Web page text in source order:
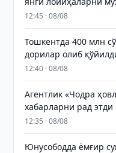
12:45 · 08/08
Тошкентда 400 млн
дорилар олиб
12:40 · 08/08
Агентлик «Чодра
хабарларни рад этди
12:35 · 08/08
Юнусободда ёмғир